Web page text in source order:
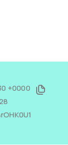
+0000